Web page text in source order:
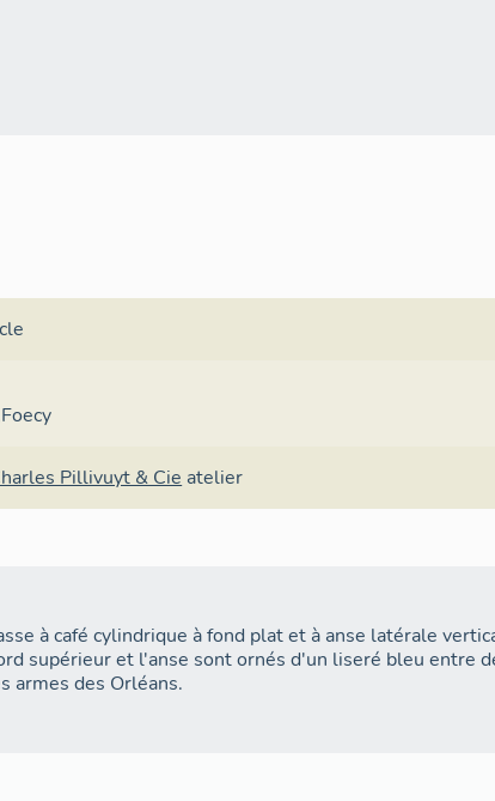
Pillivuyt & Cie atelier
à café cylindrique à fond plat et à anse latérale
supérieur et l'anse sont ornés d'un liseré bleu entre
armes des Orléans.